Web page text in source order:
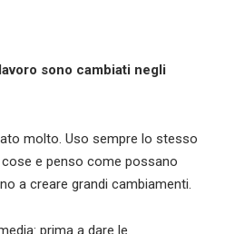
sono cambiati negli
molto. Uso sempre lo stesso
e penso come possano
a creare grandi cambiamenti.
prima a dare le